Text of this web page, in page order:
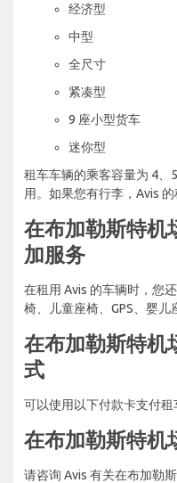
经济型
中型
全尺寸
紧凑型
9 座小型货车
迷你型
租车车辆的乘客容量为 4、
用。如果您有行李，Avis
在布加勒斯特机
加服务
在租用 Avis 的车辆时，您
椅、儿童座椅、GPS、婴儿
在布加勒斯特机
式
可以使用以下付款卡支付租
在布加勒斯特机
请咨询 Avis 有关在布加勒